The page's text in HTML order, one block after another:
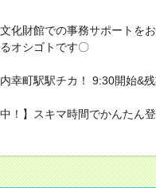
化財館での事務サポートを
オシゴトです〇
幸町駅駅チカ！ 9:30開始&
！】スキマ時間でかんたん